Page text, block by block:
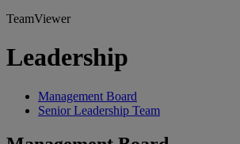
TeamViewer
Leadership
Management Board
Senior Leadership Team